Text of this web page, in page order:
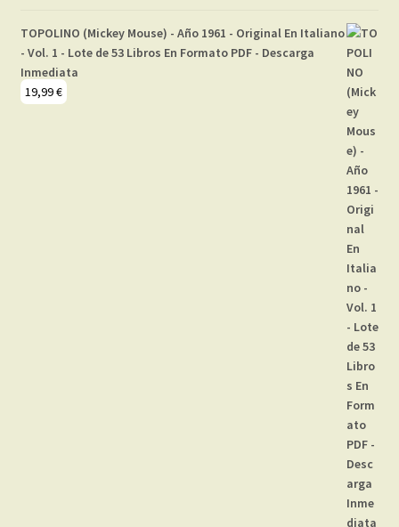
TOPOLINO (Mickey Mouse) - Año 1961 - Original En Italiano
- Vol. 1 - Lote de 53 Libros En Formato PDF - Descarga
Inmediata
19,99€